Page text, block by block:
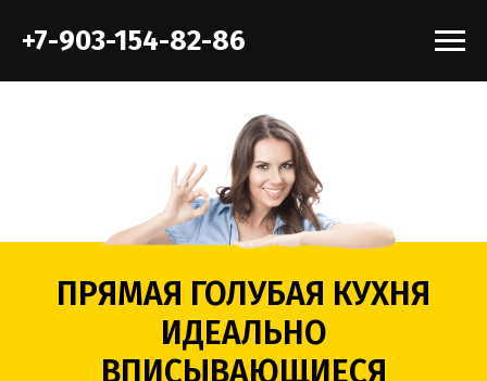
+7-903-154-82-86
ПРЯМАЯ ГОЛУБАЯ КУХНЯ
ИДЕАЛЬНО
ВПИСЫВАЮЩИЕСЯ